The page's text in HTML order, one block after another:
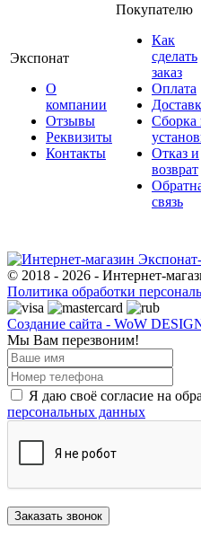
Экспонат
О
компании
Отзывы
Реквизиты
Контакты
Покупателю
Как
сделать
заказ
Оплата
Сборка
Отказ и
возврат
связь
© 2018 - 2026 - Интернет-
Политика обработки
Создание сайта - WoW
Мы Вам перезвоним!
Я даю своё согласие на
персональных данных